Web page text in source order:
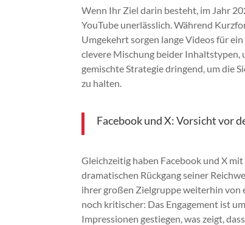
Wenn Ihr Ziel darin besteht, im Jahr
YouTube unerlässlich. Während
Umgekehrt sorgen lange Videos für
clevere Mischung beider
gemischte Strategie dringend, um die
zu halten.
Facebook und X: Vorsicht vor
Gleichzeitig haben Facebook und X
dramatischen Rückgang seiner
ihrer großen Zielgruppe weiterhin von
noch kritischer: Das Engagement ist
Impressionen gestiegen, was zeigt,